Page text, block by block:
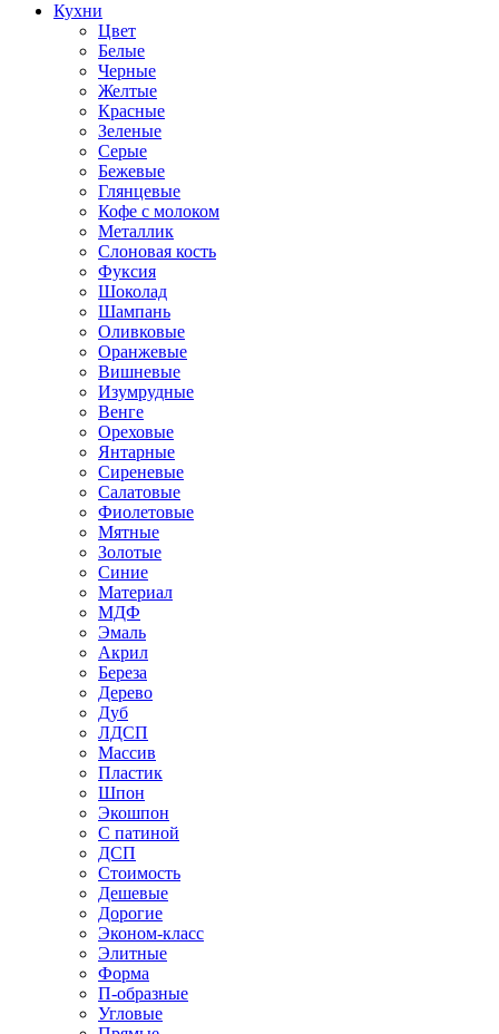
Кухни
Цвет
Белые
Черные
Желтые
Красные
Зеленые
Серые
Бежевые
Глянцевые
Кофе с молоком
Металлик
Слоновая кость
Фуксия
Шоколад
Шампань
Оливковые
Оранжевые
Вишневые
Изумрудные
Венге
Ореховые
Янтарные
Сиреневые
Салатовые
Фиолетовые
Мятные
Золотые
Синие
Материал
МДФ
Эмаль
Акрил
Береза
Дерево
Дуб
ЛДСП
Массив
Пластик
Шпон
Экошпон
С патиной
ДСП
Стоимость
Дешевые
Дорогие
Эконом-класс
Элитные
Форма
П-образные
Угловые